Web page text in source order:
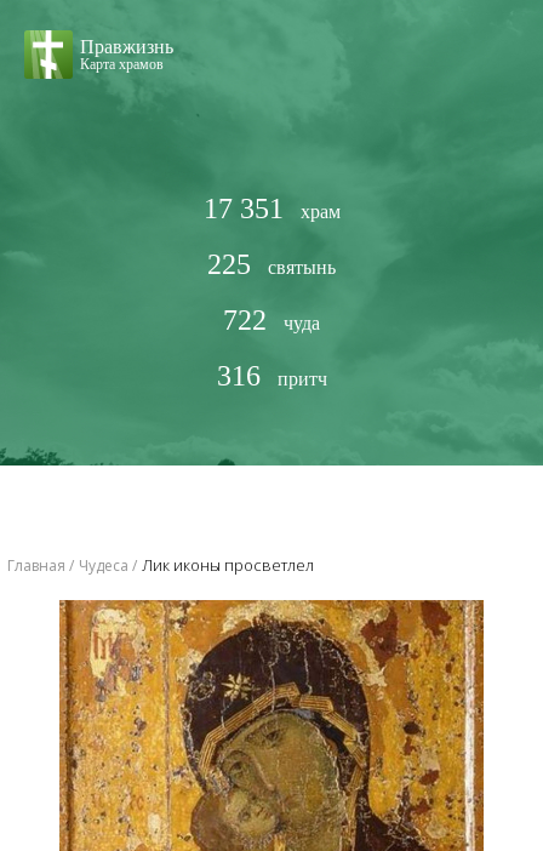
Правжизнь
Карта храмов
17 351 храм
225 святынь
722 чуда
316 притч
Главная Чудеса Лик иконы просветлел